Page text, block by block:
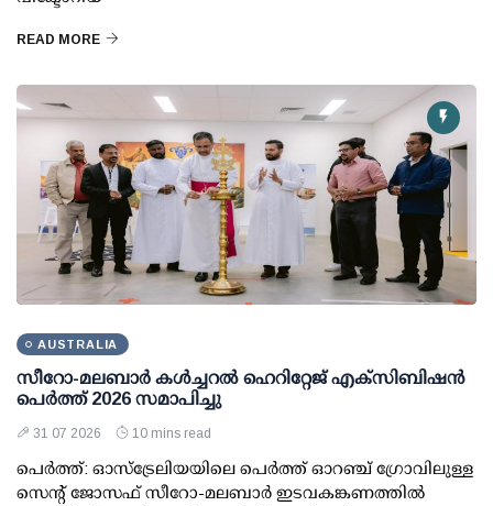
READ MORE
AUSTRALIA
സീറോ-മലബാർ കൾച്ചറൽ ഹെറിറ്റേജ് എക്സിബിഷൻ
പെർത്ത് 2026 സമാപിച്ചു
31 07 2026 10 mins read
പെർത്ത്: ഓസ്ട്രേലിയയിലെ പെർത്ത് ഓറഞ്ച് ഗ്രോവിലുള്ള
സെന്റ് ജോസഫ് സീറോ-മലബാർ ഇടവകങ്കണത്തിൽ